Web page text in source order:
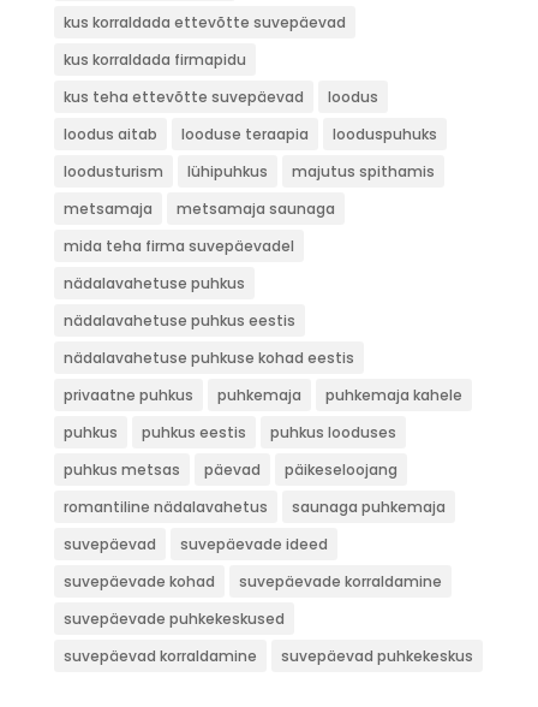
kus korraldada ettevõtte suvepäevad
kus korraldada firmapidu
kus teha ettevõtte suvepäevad
loodus
loodus aitab
looduse teraapia
looduspuhuks
loodusturism
lühipuhkus
majutus spithamis
metsamaja
metsamaja saunaga
mida teha firma suvepäevadel
nädalavahetuse puhkus
nädalavahetuse puhkus eestis
nädalavahetuse puhkuse kohad eestis
privaatne puhkus
puhkemaja
puhkemaja kahele
puhkus
puhkus eestis
puhkus looduses
puhkus metsas
päevad
päikeseloojang
romantiline nädalavahetus
saunaga puhkemaja
suvepäevad
suvepäevade ideed
suvepäevade kohad
suvepäevade korraldamine
suvepäevade puhkekeskused
suvepäevad korraldamine
suvepäevad puhkekeskus